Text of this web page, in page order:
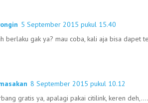
5 September 2015 pukul 15.40
berlaku gak ya? mau coba, kali aja bisa dapet
8 September 2015 pukul 10.12
gratis ya, apalagi pakai citilink, keren